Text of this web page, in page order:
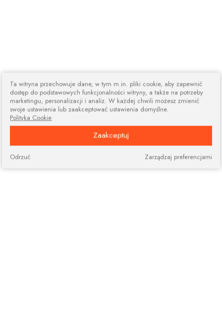
Ta witryna przechowuje dane, w tym m.in. pliki cookie, aby zapewnić
dostęp do podstawowych funkcjonalności witryny, a także na potrzeby
marketingu, personalizacji i analiz. W każdej chwili możesz zmienić
swoje ustawienia lub zaakceptować ustawienia domyślne.
Polityka Cookie
Zaakceptuj
Zarządzaj preferencjami
Odrzuć